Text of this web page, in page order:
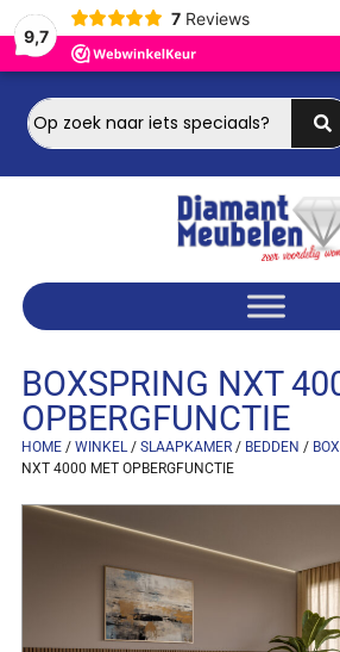
9,7
7 Reviews
BOXSPRING NXT
OPBERGFUNCTIE
HOME/ WINKEL/ SLAAPKAMER/ BEDDEN /
NXT 4000 MET OPBERGFUNCTIE